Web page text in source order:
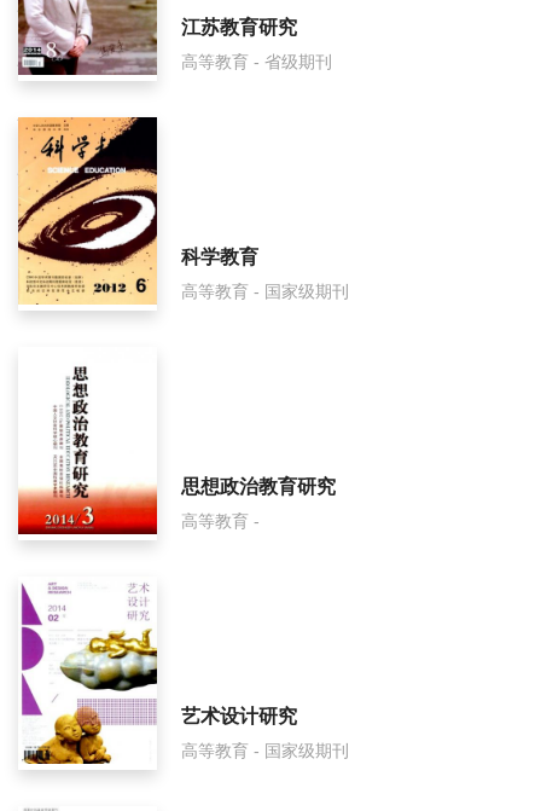
齐齐哈尔师范高等专科学校学报面费如何收取？
齐齐哈尔师范高等专科学校学报是什么级别刊物？
齐齐哈尔师范高等专科学校学报审稿要多久？
齐齐哈尔师范高等专科学校学报是国家级期刊吗？
江苏教育研究
高等教育 - 省级期刊
科学教育
高等教育 - 国家级期刊
思想政治教育研究
高等教育 -
艺术设计研究
高等教育 - 国家级期刊